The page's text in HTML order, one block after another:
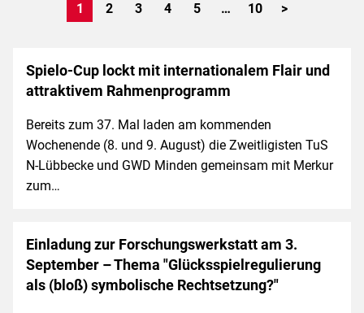
1 2 3 4 5 … 10 >
Spielo-Cup lockt mit internationalem Flair und
attraktivem Rahmenprogramm
Bereits zum 37. Mal laden am kommenden
Wochenende (8. und 9. August) die Zweitligisten TuS
N-Lübbecke und GWD Minden gemeinsam mit Merkur
zum…
Einladung zur Forschungswerkstatt am 3.
September – Thema "Glücksspielregulierung
als (bloß) symbolische Rechtsetzung?"